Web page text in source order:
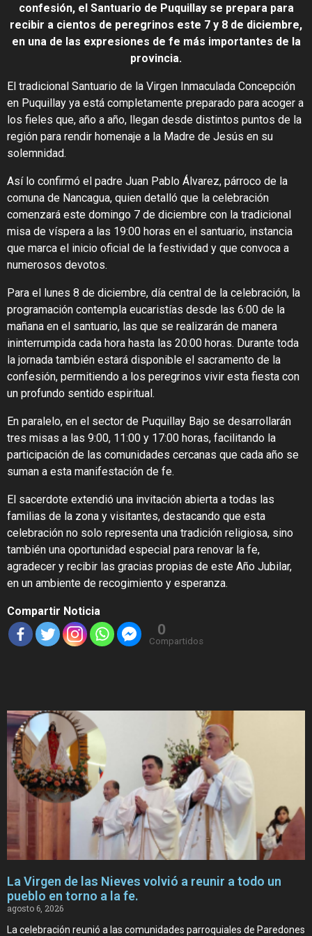
confesión, el Santuario de Puquillay se prepara para
recibir a cientos de peregrinos este 7 y 8 de diciembre,
en una de las expresiones de fe más importantes de la
provincia.
El tradicional Santuario de la Virgen Inmaculada Concepción
en Puquillay ya está completamente preparado para acoger a
los fieles que, año a año, llegan desde distintos puntos de la
región para rendir homenaje a la Madre de Jesús en su
solemnidad.
Así lo confirmó el padre Juan Pablo Álvarez, párroco de la
comuna de Nancagua, quien detalló que la celebración
comenzará este domingo 7 de diciembre con la tradicional
misa de víspera a las 19:00 horas en el santuario, instancia
que marca el inicio oficial de la festividad y que convoca a
numerosos devotos.
Para el lunes 8 de diciembre, día central de la celebración, la
programación contempla eucaristías desde las 6:00 de la
mañana en el santuario, las que se realizarán de manera
ininterrumpida cada hora hasta las 20:00 horas. Durante toda
la jornada también estará disponible el sacramento de la
confesión, permitiendo a los peregrinos vivir esta fiesta con
un profundo sentido espiritual.
En paralelo, en el sector de Puquillay Bajo se desarrollarán
tres misas a las 9:00, 11:00 y 17:00 horas, facilitando la
participación de las comunidades cercanas que cada año se
suman a esta manifestación de fe.
El sacerdote extendió una invitación abierta a todas las
familias de la zona y visitantes, destacando que esta
celebración no solo representa una tradición religiosa, sino
también una oportunidad especial para renovar la fe,
agradecer y recibir las gracias propias de este Año Jubilar,
en un ambiente de recogimiento y esperanza.
Compartir Noticia
0
Compartidos
La Virgen de las Nieves volvió a reunir a todo un
pueblo en torno a la fe.
agosto 6, 2026
La celebración reunió a las comunidades parroquiales de Paredones